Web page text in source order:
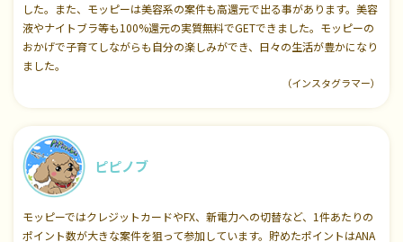
した。また、モッピーは美容系の案件も高還元で出る事があります。美容
液やナイトブラ等も100%還元の実質無料でGETできました。モッピーの
おかげで子育てしながらも自分の楽しみができ、日々の生活が豊かになり
ました。
（インスタグラマー）
ピピノブ
モッピーではクレジットカードやFX、新電力への切替など、1件あたりの
ポイント数が大きな案件を狙って参加しています。貯めたポイントはANA